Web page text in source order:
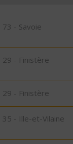
73 - Savoie
29 - Finistère
29 - Finistère
35 - Ille-et-Vilaine